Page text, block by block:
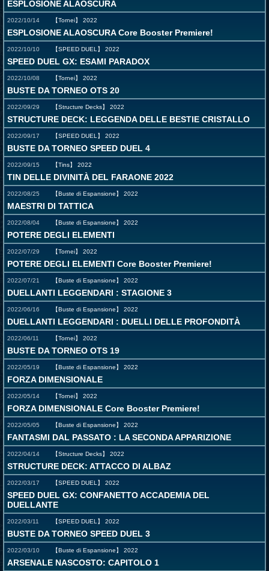
ESPLOSIONE ALAOSCURA
2022/10/14 【Tornei】 2022
ESPLOSIONE ALAOSCURA Core Booster Premiere!
2022/10/10 【SPEED DUEL】 2022
SPEED DUEL GX: ESAMI PARADOX
2022/10/08 【Tornei】 2022
BUSTE DA TORNEO OTS 20
2022/09/29 【Structure Decks】 2022
STRUCTURE DECK: LEGGENDA DELLE BESTIE CRISTALLO
2022/09/17 【SPEED DUEL】 2022
BUSTE DA TORNEO SPEED DUEL 4
2022/09/15 【Tins】 2022
TIN DELLE DIVINITÀ DEL FARAONE 2022
2022/08/25 【Buste di Espansione】 2022
MAESTRI DI TATTICA
2022/08/04 【Buste di Espansione】 2022
POTERE DEGLI ELEMENTI
2022/07/29 【Tornei】 2022
POTERE DEGLI ELEMENTI Core Booster Premiere!
2022/07/21 【Buste di Espansione】 2022
DUELLANTI LEGGENDARI : STAGIONE 3
2022/06/16 【Buste di Espansione】 2022
DUELLANTI LEGGENDARI : DUELLI DELLE PROFONDITÀ
2022/06/11 【Tornei】 2022
BUSTE DA TORNEO OTS 19
2022/05/19 【Buste di Espansione】 2022
FORZA DIMENSIONALE
2022/05/14 【Tornei】 2022
FORZA DIMENSIONALE Core Booster Premiere!
2022/05/05 【Buste di Espansione】 2022
FANTASMI DAL PASSATO : LA SECONDA APPARIZIONE
2022/04/14 【Structure Decks】 2022
STRUCTURE DECK: ATTACCO DI ALBAZ
2022/03/17 【SPEED DUEL】 2022
SPEED DUEL GX: CONFANETTO ACCADEMIA DEL
DUELLANTE
2022/03/11 【SPEED DUEL】 2022
BUSTE DA TORNEO SPEED DUEL 3
2022/03/10 【Buste di Espansione】 2022
ARSENALE NASCOSTO: CAPITOLO 1